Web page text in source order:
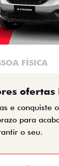
FÍSICA
ofertas
e conquiste
para
o seu.